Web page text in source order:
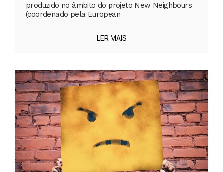
produzido no âmbito do projeto New Neighbours
(coordenado pela European
LER MAIS